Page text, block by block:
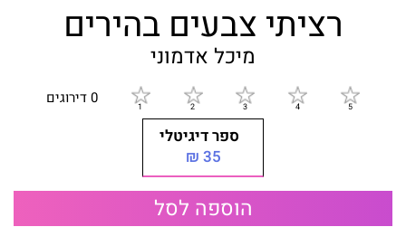
רציתי צבעים בהירים
מיכל אדמוני
0 דירוגים
ספר דיגיטלי
35 ₪
הוספה לסל